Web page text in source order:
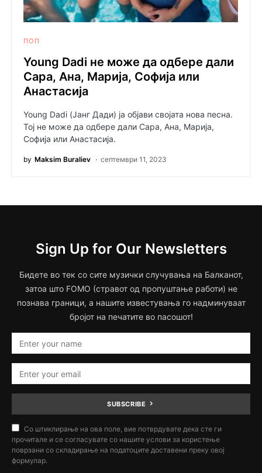
ПОП
Young Dadi не може да одбере дали
Сара, Ана, Марија, Софија или
Анастасија
Young Dadi (Јанг Дади) ја објави својата нова песна.
Тој не може да одбере дали Сара, Ана, Марија,
Софија или Анастасија.
by Maksim Buraliev септември 11, 2023
Sign Up for Our Newsletters
Бидете во тек со сите музички случувања на Балканот,
затоа што FOMO (стравот од пропуштање работи) не
познава граници, а нашите известувања го надминуваат
бројот на печатите во пасошот!
SUBSCRIBE
Со штиклирање на ова поле, вие потврдувате дека сте ги
прочитале и се согласувате со нашите услови за користење
поврзани со складирање на податоците доставени преку овој
формулар.